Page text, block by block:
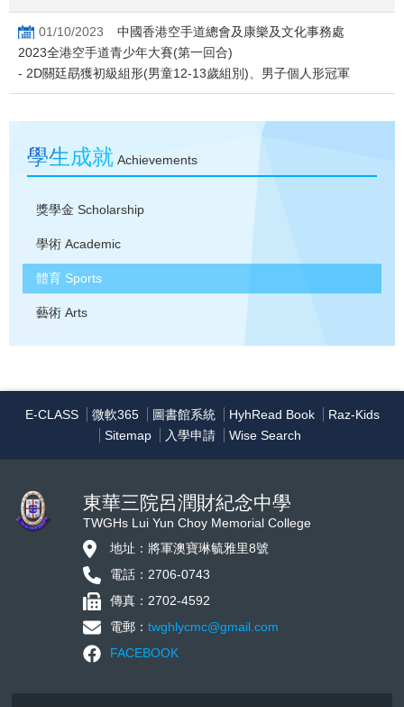
01/10/2023
中國香港空手道總會及康樂及文化事務處
2023全港空手道青少年大賽(第一回合)
- 2D關廷勗獲初級組形(男童12-13歲組別)、男子個人形冠軍
學生成就 Achievements
獎學金 Scholarship
學術 Academic
體育 Sports
藝術 Arts
E-CLASS 微軟365 圖書館系統 HyhRead Book
Raz-Kids
Sitemap
入學申請 Wise Search
東華三院呂潤財紀念中學
TWGHs Lui Yun Choy Memorial College
地址：將軍澳寶琳毓雅里8號
電話：2706-0743
傳真：2702-4592
電郵：twghlycmc@gmail.com
FACEBOOK